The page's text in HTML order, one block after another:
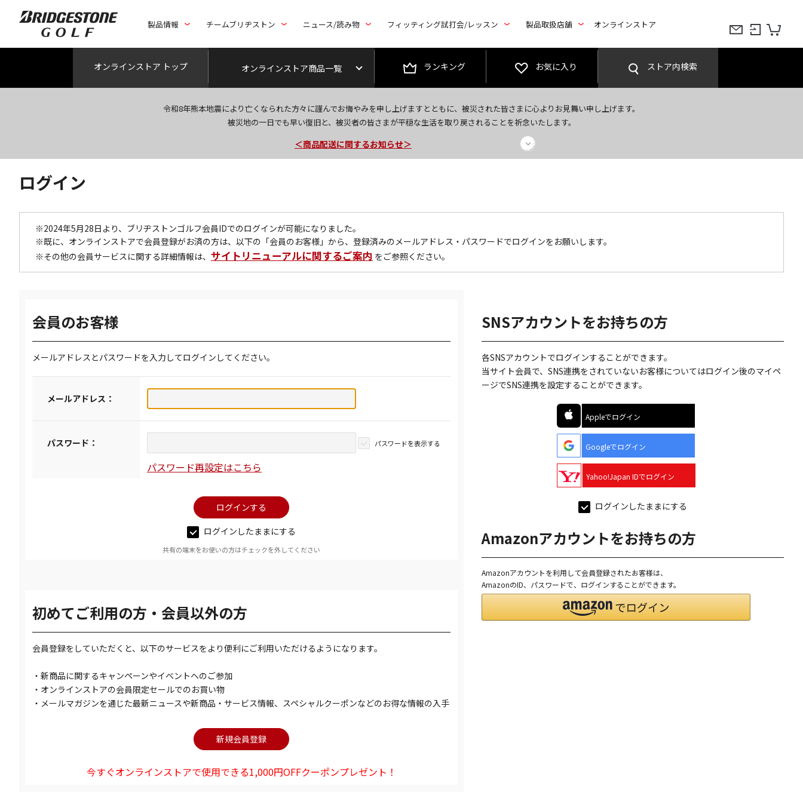
製品情報 チームブリヂストン ニュース/読み物 フィッティング試打会/レッスン 製品取扱店舗 オンラインストア
オンラインストア トップ オンラインストア商品一覧 ランキング お気に入り ストア内検索
令和8年熊本地震により亡くなられた方々に謹んでお悔やみを申し上げますとともに、被災された皆さまに心よりお見舞い申し上げます。
被災地の一日でも早い復旧と、被災者の皆さまが平穏な生活を取り戻されることを祈念いたします。
今なら新規会員登録で1,000円OFFクーポンプレゼント！
＜夏季休暇中のご注文・発送・お問い合わせ＞
ログイン
※2024年5月28日より、ブリヂストンゴルフ会員IDでのログインが可能になりました。
※既に、オンラインストアで会員登録がお済の方は、以下の「会員のお客様」から、登録済みのメールアドレス・パスワードでログインをお願いします。
※その他の会員サービスに関する詳細情報は、 サイトリニューアルに関するご案内 をご参照ください。
会員のお客様
メールアドレスとパスワードを入力してログインしてください。
メールアドレス：
パスワード： パスワードを表示する
パスワード再設定はこちら
ログインしたままにする
共有の端末をお使いの方はチェックを外してください
初めてご利用の方・会員以外の方
会員登録をしていただくと、以下のサービスをより便利にご利用いただけるようになります。
・新商品に関するキャンペーンやイベントへのご参加
・オンラインストアの会員限定セールでのお買い物
・メールマガジンを通じた最新ニュースや新商品・サービス情報、スペシャルクーポンなどのお得な情報の入手
今すぐオンラインストアで使用できる1,000円OFFクーポンプレゼント！
SNSアカウントをお持ちの方
各SNSアカウントでログインすることができます。
当サイト会員で、SNS連携をされていないお客様についてはログイン後のマイペ
ージでSNS連携を設定することができます。
Appleでログイン
Googleでログイン
Yahoo!Japan IDでログイン
ログインしたままにする
Amazonアカウントをお持ちの方
Amazonアカウントを利用して会員登録されたお客様は、
AmazonのID、パスワードで、ログインすることができます。